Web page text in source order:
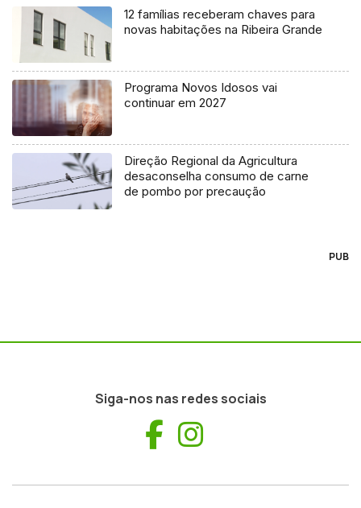
12 famílias receberam chaves para
novas habitações na Ribeira Grande
Programa Novos Idosos vai
continuar em 2027
Direção Regional da Agricultura
desaconselha consumo de carne
de pombo por precaução
PUB
Siga-nos nas redes sociais
Facebook